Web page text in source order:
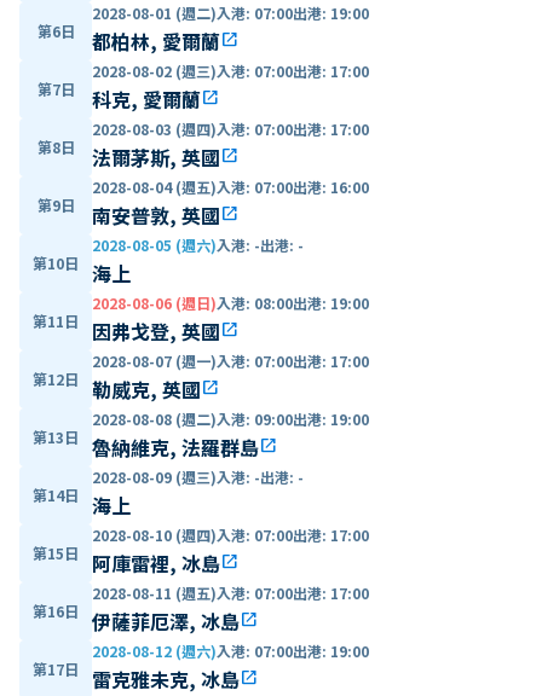
第6日
2028-08-01 (週二)入港: 07:00出港: 19:00
都柏林, 愛爾蘭open_in_new
第7日
2028-08-02 (週三)入港: 07:00出港: 17:00
科克, 愛爾蘭open_in_new
第8日
2028-08-03 (週四)入港: 07:00出港: 17:00
法爾茅斯, 英國open_in_new
第9日
2028-08-04 (週五)入港: 07:00出港: 16:00
南安普敦, 英國open_in_new
第10日
2028-08-05 (週六)入港: -出港: -
海上
第11日
2028-08-06 (週日)入港: 08:00出港: 19:00
因弗戈登, 英國open_in_new
第12日
2028-08-07 (週一)入港: 07:00出港: 17:00
勒威克, 英國open_in_new
第13日
2028-08-08 (週二)入港: 09:00出港: 19:00
魯納維克, 法羅群島open_in_new
第14日
2028-08-09 (週三)入港: -出港: -
海上
第15日
2028-08-10 (週四)入港: 07:00出港: 17:00
阿庫雷裡, 冰島open_in_new
第16日
2028-08-11 (週五)入港: 07:00出港: 17:00
伊薩菲厄澤, 冰島open_in_new
第17日
2028-08-12 (週六)入港: 07:00出港: 19:00
雷克雅未克, 冰島open_in_new